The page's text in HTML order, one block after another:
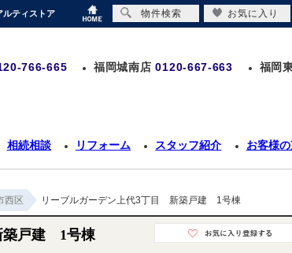
ティストア
766-665 福岡城南店 0120-667-663 福岡
相続相談 リフォーム スタッフ紹介 お客様
西区 リーブルガーデン上代3丁目 新築戸建 1号棟
築戸建 1号棟
物件検索 お気に入り